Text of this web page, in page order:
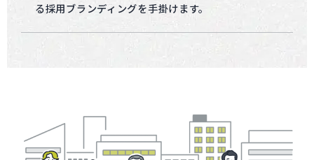
る採用ブランディングを手掛けます。